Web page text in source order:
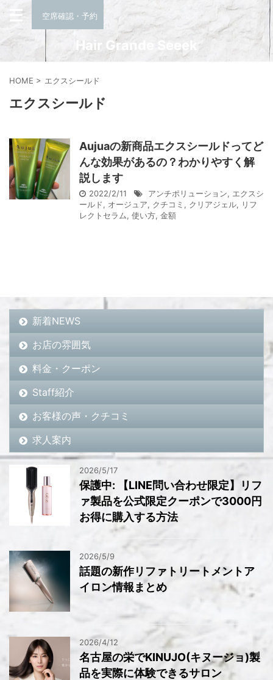
空席確認・予約
Hair Grande Seeek
HOME > エクスシールド
エクスシールド
Aujuaの新商品エクスシールドってど
んな効果があるの？わかりやすく解
説します
2022/2/11 アンチポリューション, エクスシ
ールド, オージュア, クチコミ , クリアジェル, リフ
レクトセラム, 使い方, 金額
新着NEWS
お店の雰囲気
料金・クーポン
Staff紹介
お客様の声・クチコミ
求人案内
2026/5/17
保護中: 【LINE問い合わせ限定】リフ
ァ製品を公式限定クーポンで3000円
お得に購入する方法
2026/5/9
話題の新作リファトリートメントア
イロン情報まとめ
2026/4/12
名古屋の栄でKINUJO(キヌージョ)製
品を実際に体験できるサロン